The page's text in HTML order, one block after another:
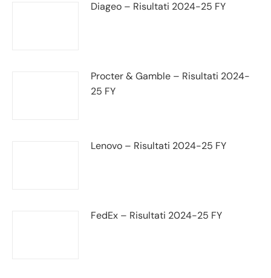
Diageo – Risultati 2024-25 FY
Procter & Gamble – Risultati 2024-
25 FY
Lenovo – Risultati 2024-25 FY
FedEx – Risultati 2024-25 FY